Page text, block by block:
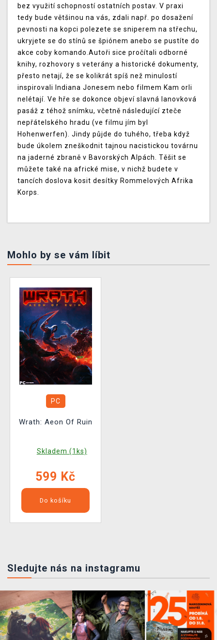
bez využití schopností ostatních postav. V praxi
tedy bude většinou na vás, zdali např. po dosažení
pevnosti na kopci polezete se sniperem na střechu,
ukryjete se do stínů se špiónem anebo se pustíte do
akce coby komando.Autoři sice pročítali odborné
knihy, rozhovory s veterány a historické dokumenty,
přesto netají, že se kolikrát spíš než minulostí
inspirovali Indiana Jonesem nebo filmem Kam orli
nelétají. Ve hře se dokonce objeví slavná lanovková
pasáž z téhož snímku, včetně následující zteče
nepřátelského hradu (ve filmu jím byl
Hohenwerfen). Jindy půjde do tuhého, třeba když
bude úkolem zneškodnit tajnou nacistickou továrnu
na jaderné zbraně v Bavorských Alpách. Těšit se
můžete také na africké mise, v nichž budete v
tancích doslova kosit desítky Rommelových Afrika
Korps.
Mohlo by se vám líbit
PC
Wrath: Aeon Of Ruin
Skladem (1ks)
599 Kč
Do košíku
Sledujte nás na instagramu